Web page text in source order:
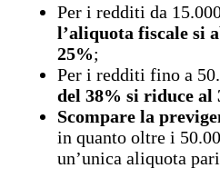
Per i redditi da
l’aliquota fiscale si
25%;
Per i redditi fino a
del 38% si riduce al
Scompare la
in quanto oltre i
un’unica aliquota